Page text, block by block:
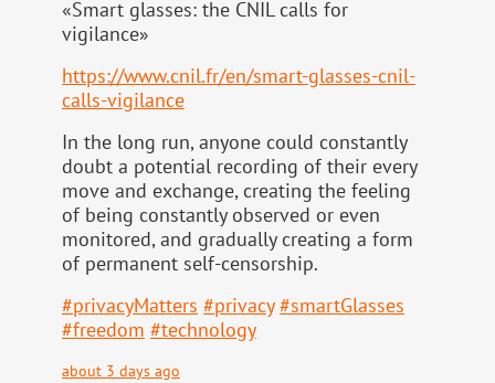
«Smart glasses: the CNIL calls for
vigilance»
https://www.cnil.fr/en/smart-glasses-cnil-
calls-vigilance
In the long run, anyone could constantly
doubt a potential recording of their every
move and exchange, creating the feeling
of being constantly observed or even
monitored, and gradually creating a form
of permanent self-censorship.
#privacyMatters #privacy #smartGlasses
#freedom #technology
about 3 days ago